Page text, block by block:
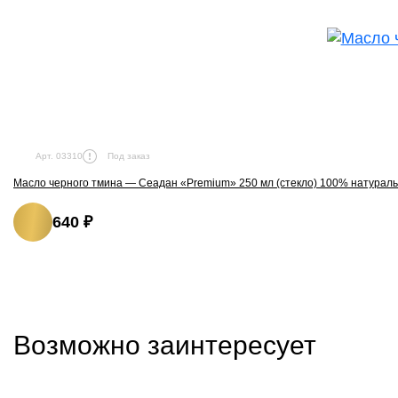
Арт. 03310 Под заказ
Масло черного тмина — Сеадан «Premium» 250 мл (стекло) 100%
640 ₽
Возможно заинтересует